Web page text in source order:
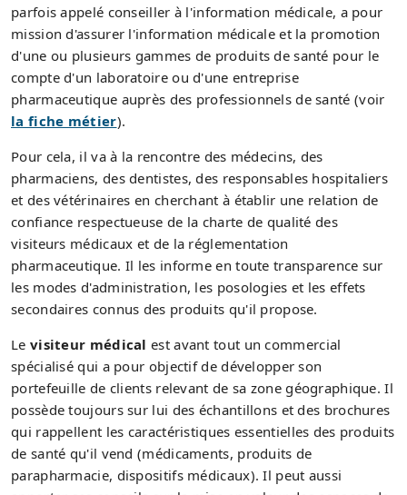
parfois appelé conseiller à l'information médicale, a pour
mission d'assurer l'information médicale et la promotion
d'une ou plusieurs gammes de produits de santé pour le
compte d'un laboratoire ou d'une entreprise
pharmaceutique auprès des professionnels de santé (voir
la fiche métier).
Pour cela, il va à la rencontre des médecins, des
pharmaciens, des dentistes, des responsables hospitaliers
et des vétérinaires en cherchant à établir une relation de
confiance respectueuse de la charte de qualité des
visiteurs médicaux et de la réglementation
pharmaceutique. Il les informe en toute transparence sur
les modes d'administration, les posologies et les effets
secondaires connus des produits qu'il propose.
Le visiteur médical est avant tout un commercial
spécialisé qui a pour objectif de développer son
portefeuille de clients relevant de sa zone géographique. Il
possède toujours sur lui des échantillons et des brochures
qui rappellent les caractéristiques essentielles des produits
de santé qu'il vend (médicaments, produits de
parapharmacie, dispositifs médicaux). Il peut aussi